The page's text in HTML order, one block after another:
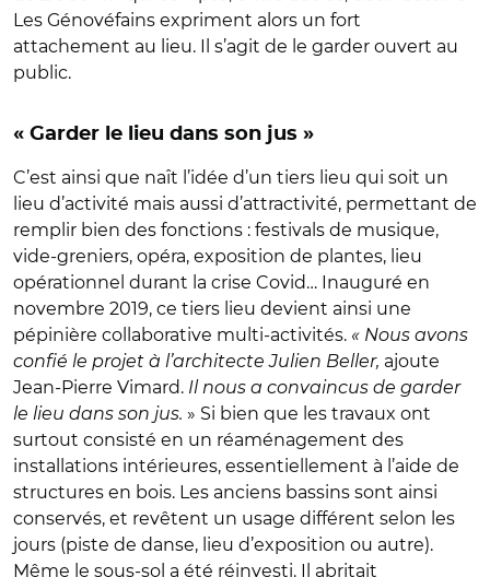
Les Génovéfains expriment alors un fort
attachement au lieu. Il s’agit de le garder ouvert au
public.
« Garder le lieu dans son jus »
C’est ainsi que naît l’idée d’un tiers lieu qui soit un
lieu d’activité mais aussi d’attractivité, permettant de
remplir bien des fonctions : festivals de musique,
vide-greniers, opéra, exposition de plantes, lieu
opérationnel durant la crise Covid… Inauguré en
novembre 2019, ce tiers lieu devient ainsi une
pépinière collaborative multi-activités. « Nous avons
confié le projet à l’architecte Julien Beller, ajoute
Jean-Pierre Vimard. Il nous a convaincus de garder
le lieu dans son jus. » Si bien que les travaux ont
surtout consisté en un réaménagement des
installations intérieures, essentiellement à l’aide de
structures en bois. Les anciens bassins sont ainsi
conservés, et revêtent un usage différent selon les
jours (piste de danse, lieu d’exposition ou autre).
Même le sous-sol a été réinvesti. Il abritait